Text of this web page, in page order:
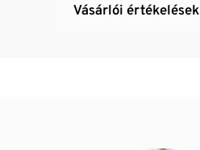
Vásárlói értékelések